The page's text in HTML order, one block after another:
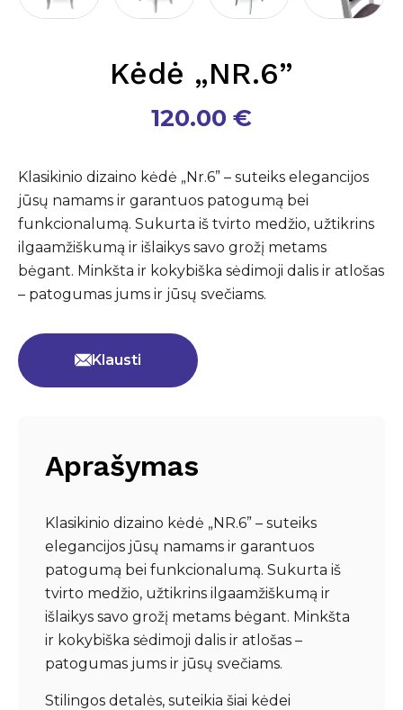
Kėdė „NR.6”
120.00 €
Klasikinio dizaino kėdė „Nr.6” – suteiks elegancijos
jūsų namams ir garantuos patogumą bei
funkcionalumą. Sukurta iš tvirto medžio, užtikrins
ilgaamžiškumą ir išlaikys savo grožį metams
bėgant. Minkšta ir kokybiška sėdimoji dalis ir atlošas
– patogumas jums ir jūsų svečiams.
Klausti
Aprašymas
Klasikinio dizaino kėdė „NR.6” – suteiks
elegancijos jūsų namams ir garantuos
patogumą bei funkcionalumą. Sukurta iš
tvirto medžio, užtikrins ilgaamžiškumą ir
išlaikys savo grožį metams bėgant. Minkšta
ir kokybiška sėdimoji dalis ir atlošas –
patogumas jums ir jūsų svečiams.
Stilingos detalės, suteikia šiai kėdei